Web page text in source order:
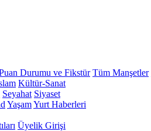
Durumu ve Fikstür Tüm Manşetler
Kültür-Sanat
Seyahat Siyaset
YaşamYurt Haberleri
Üyelik Girişi